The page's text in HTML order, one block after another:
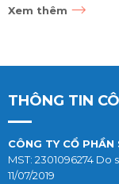
Xem thêm
THÔNG TIN
CÔNG TY CỔ
MST: 2301096274
11/07/2019